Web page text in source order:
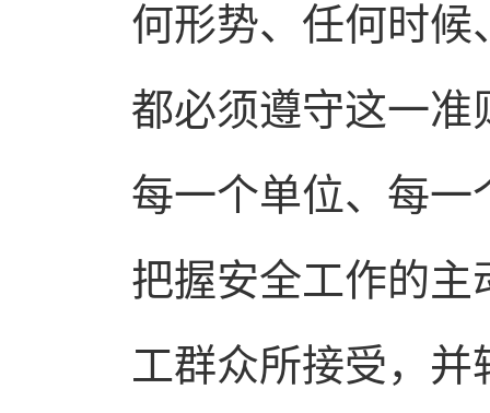
何形势、任何时
都必须遵守这一
每一个单位、每
把握安全工作的
工群众所接受，